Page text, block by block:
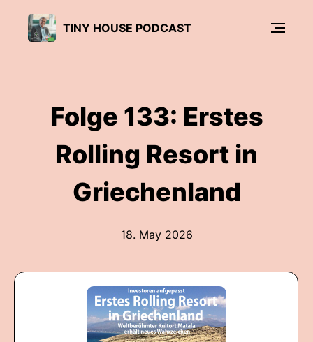
TINY HOUSE PODCAST
Folge 133: Erstes
Rolling Resort in
Griechenland
18. May 2026